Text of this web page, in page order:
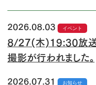
2026.08.03 イベント
8/27(木)19:30放送
撮影が行われました。
2026.07.31 お知らせ